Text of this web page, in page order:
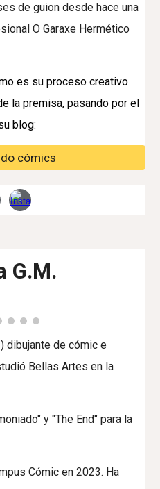
de guion desde hace una
O Garaxe Hermético
es su proceso creativo
la premisa, pasando por el
blog:
cómics
G.M.
dibujante de cómic e
Bellas Artes en la
y "The End" para la
Cómic en 2023. Ha